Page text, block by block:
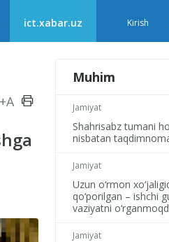
ict.xabar.uz Kirish
+A
Muhim
Jamiyat
Shahrisabz tumani
nisbatan
Jamiyat
Uzun o‘rmon
qo‘porilgan – ishchi
vaziyatni
Jamiyat